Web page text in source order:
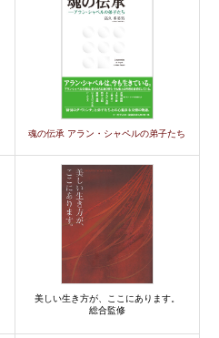
魂の伝承 アラン・シャペルの弟子たち
美しい生き方が、ここにあります。
総合監修